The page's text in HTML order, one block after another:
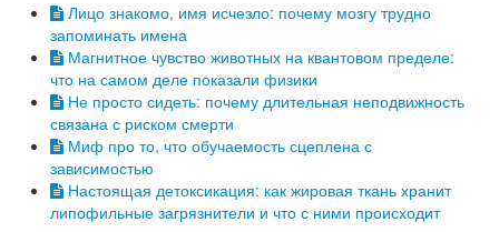
Лицо знакомо, имя исчезло: почему мозгу трудно
запоминать имена
Магнитное чувство животных на квантовом пределе:
что на самом деле показали физики
Не просто сидеть: почему длительная неподвижность
связана с риском смерти
Миф про то, что обучаемость сцеплена с
зависимостью
Настоящая детоксикация: как жировая ткань хранит
липофильные загрязнители и что с ними происходит